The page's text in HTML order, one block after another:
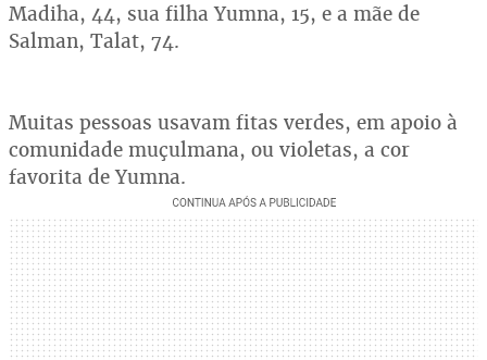
Madiha, 44, sua filha Yumna, 15, e a mãe de
Salman, Talat, 74.
Muitas pessoas usavam fitas verdes, em apoio à
comunidade muçulmana, ou violetas, a cor
favorita de Yumna.